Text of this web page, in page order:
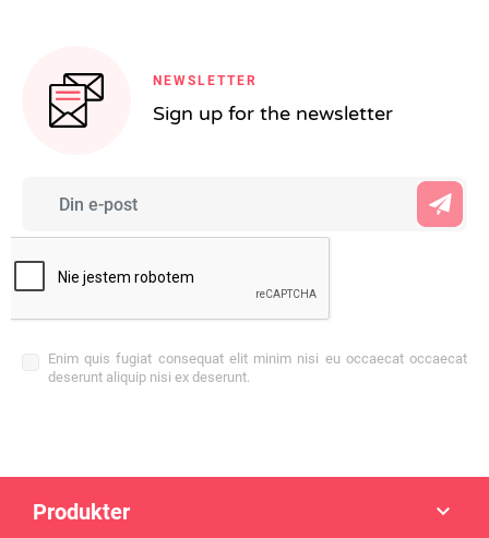
NEWSLETTER
Sign up for the newsletter
Enim quis fugiat consequat elit minim nisi eu occaecat occaecat
deserunt aliquip nisi ex deserunt.
Produkter 